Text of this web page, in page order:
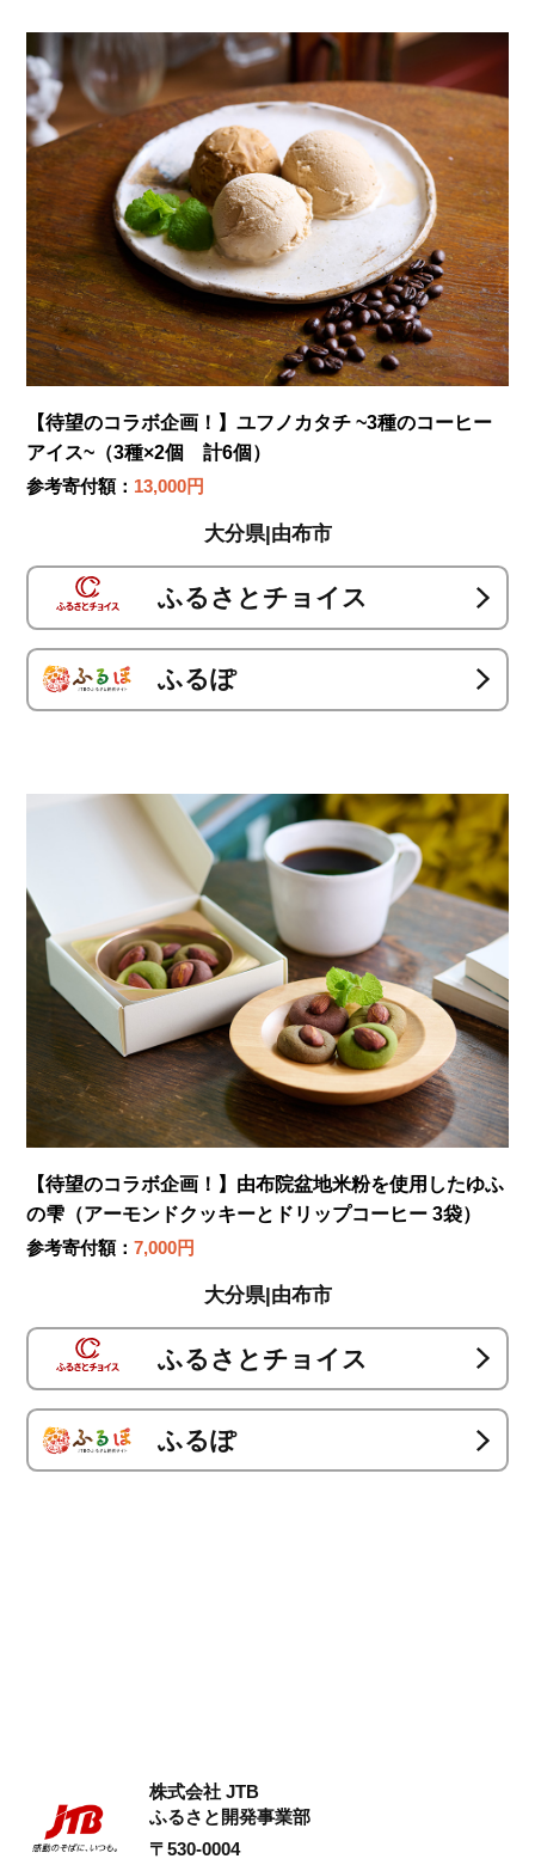
【待望のコラボ企画！】ユフノカタチ ~3種のコーヒー
アイス~（3種×2個 計6個）
参考寄付額： 13,000円
大分県|由布市
ふるさとチョイス
ふるぽ
【待望のコラボ企画！】由布院盆地米粉を使用したゆふ
の雫（アーモンドクッキーとドリップコーヒー 3袋）
参考寄付額：7,000円
大分県|由布市
ふるさとチョイス
ふるぽ
株式会社 JTB
ふるさと開発事業部
〒530-0004